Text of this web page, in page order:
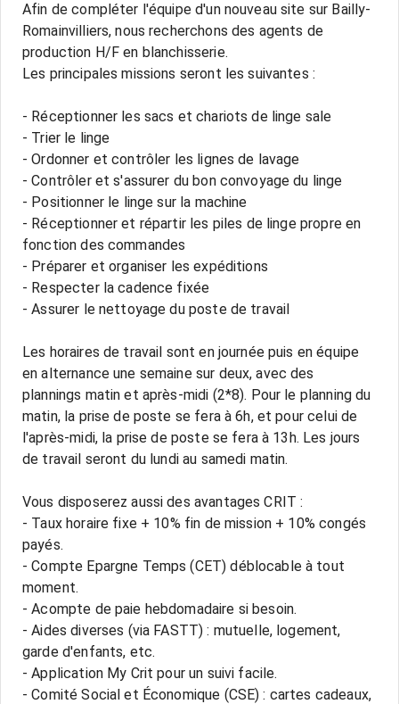
Afin de compléter l'équipe d'un nouveau site sur Bailly-
Romainvilliers, nous recherchons des agents de
production H/F en blanchisserie.
Les principales missions seront les suivantes :
- Réceptionner les sacs et chariots de linge sale
- Trier le linge
- Ordonner et contrôler les lignes de lavage
- Contrôler et s'assurer du bon convoyage du linge
- Positionner le linge sur la machine
- Réceptionner et répartir les piles de linge propre en
fonction des commandes
- Préparer et organiser les expéditions
- Respecter la cadence fixée
- Assurer le nettoyage du poste de travail
Les horaires de travail sont en journée puis en équipe
en alternance une semaine sur deux, avec des
plannings matin et après-midi (2*8). Pour le planning du
matin, la prise de poste se fera à 6h, et pour celui de
l'après-midi, la prise de poste se fera à 13h. Les jours
de travail seront du lundi au samedi matin.
Vous disposerez aussi des avantages CRIT :
- Taux horaire fixe + 10% fin de mission + 10% congés
payés.
- Compte Epargne Temps (CET) déblocable à tout
moment.
- Acompte de paie hebdomadaire si besoin.
- Aides diverses (via FASTT) : mutuelle, logement,
garde d'enfants, etc.
- Application My Crit pour un suivi facile.
- Comité Social et Économique (CSE) : cartes cadeaux,